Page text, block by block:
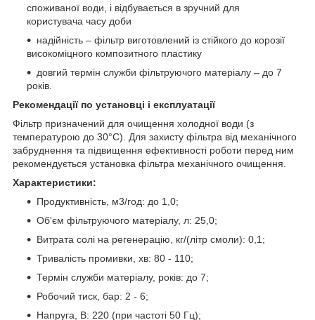
споживаної води, і відбувається в зручний для
користувача часу доби
надійність – фільтр виготовлений із стійкого до корозії
високоміцного композитного пластику
довгий термін служби фільтруючого матеріалу – до 7
років.
Рекомендації по установці і експлуатації
Фільтр призначений для очищення холодної води (з
температурою до 30°С). Для захисту фільтра від механічного
забруднення та підвищення ефективності роботи перед ним
рекомендується установка фільтра механічного очищення.
Характеристики:
Продуктивність, м3/год: до 1,0;
Об'єм фільтруючого матеріалу, л: 25,0;
Витрата солі на регенерацію, кг/(літр смоли): 0,1;
Тривалість промивки, хв: 80 - 110;
Термін служби матеріалу, років: до 7;
Робочий тиск, бар: 2 - 6;
Напруга, В: 220 (при частоті 50 Гц);